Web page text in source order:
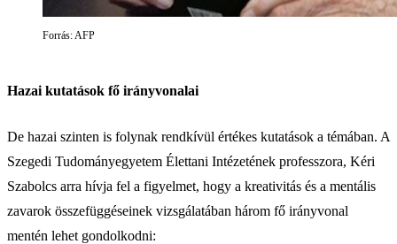
Forrás: AFP
Hazai kutatások fő irányvonalai
De hazai szinten is folynak rendkívül értékes kutatások a témában. A
Szegedi Tudományegyetem Élettani Intézetének professzora, Kéri
Szabolcs arra hívja fel a figyelmet, hogy a kreativitás és a mentális
zavarok összefüggéseinek vizsgálatában három fő irányvonal
mentén lehet gondolkodni: